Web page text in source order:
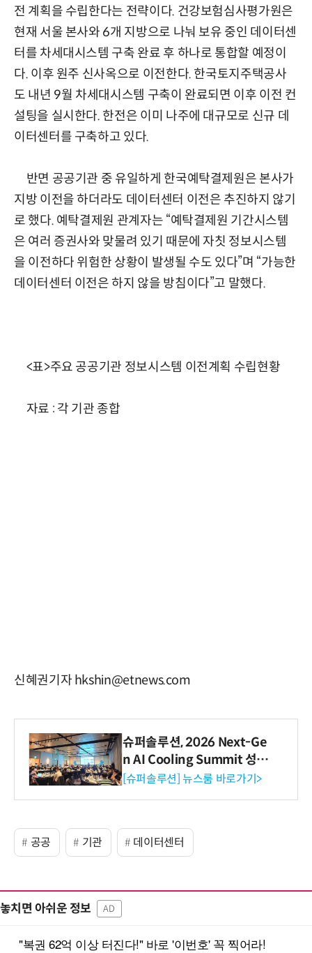
전 계획을 수립한다는 전략이다. 건강보험심사평가원은
현재 서울 본사와 6개 지방으로 나눠 보유 중인 데이터센
터를 차세대시스템 구축 완료 후 하나로 통합할 예정이
다. 이후 원주 신사옥으로 이전한다. 한국토지주택공사
도 내년 9월 차세대시스템 구축이 완료되면 이후 이전 컨
설팅을 실시한다. 한전은 이미 나주에 대규모로 신규 데
이터센터를 구축하고 있다.
반면 공공기관 중 유일하게 한국예탁결제원은 본사가
지방 이전을 하더라도 데이터센터 이전은 추진하지 않기
로 했다. 예탁결제원 관계자는 “예탁결제원 기간시스템
은 여러 증권사와 맞물려 있기 때문에 자칫 정보시스템
을 이전하다 위험한 상황이 발생될 수도 있다”며 “가능한
데이터센터 이전은 하지 않을 방침이다”고 말했다.
<표>주요 공공기관 정보시스템 이전계획 수립현황
자료 : 각 기관 종합
신혜권기자 hkshin@etnews.com
슈퍼솔루션, 2026 Next-Ge
n AI Cooling Summit 성황
리 성료
[슈퍼솔루션] 뉴스룸 바로가기>
공공 기관 데이터센터
놓치면 아쉬운 정보 AD